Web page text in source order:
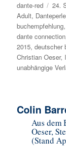
Autor
dante-red
am
24.
Adult,
buchempfehlung
dante connection
2015,deutscher
Christian Oeser,
unabhängige
Colin
Aus dem
Oeser,
(Stand